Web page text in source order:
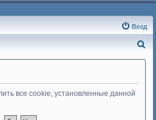
Вход
все cookie, установленные данной